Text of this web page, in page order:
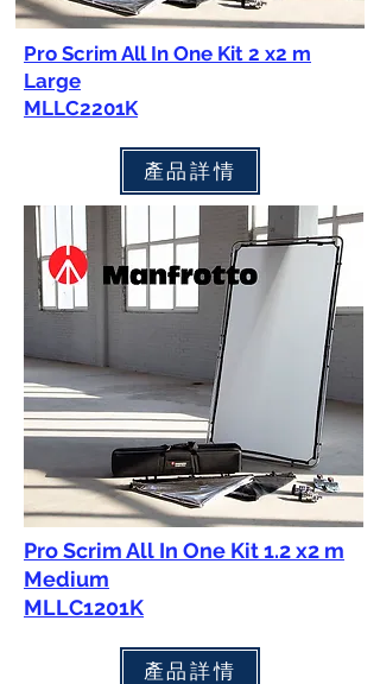
Pro Scrim All In One Kit 2 x2 m
Large
MLLC2201K
產品詳情
Pro Scrim All In One Kit 1.2 x2 m
Medium
MLLC1201K
產品詳情